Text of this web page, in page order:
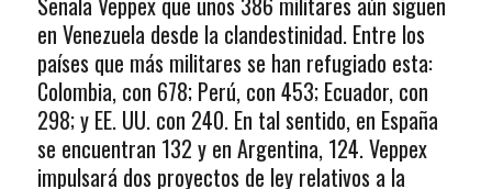
en Venezuela desde la clandestinidad. Entre los
países que más militares se han refugiado esta:
Colombia, con 678; Perú, con 453; Ecuador, con
298; y EE. UU. con 240. En tal sentido, en España
se encuentran 132 y en Argentina, 124. Veppex
impulsará dos proyectos de ley relativos a la